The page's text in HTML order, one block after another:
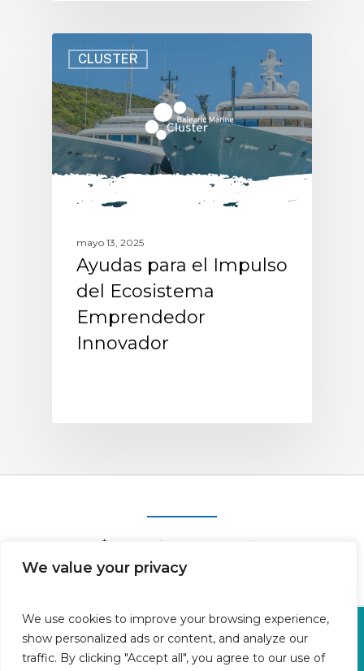
We value your privacy
We use cookies to improve your browsing experience,
show personalized ads or content, and analyze our
traffic. By clicking "Accept all", you agree to our use of
CLUSTER
mayo 13, 2025
Ayudas para el Impulso
del Ecosistema
Emprendedor
Innovador
Oficina en Calle Fluvià 1,
Bajos derecha, 07015 Palma